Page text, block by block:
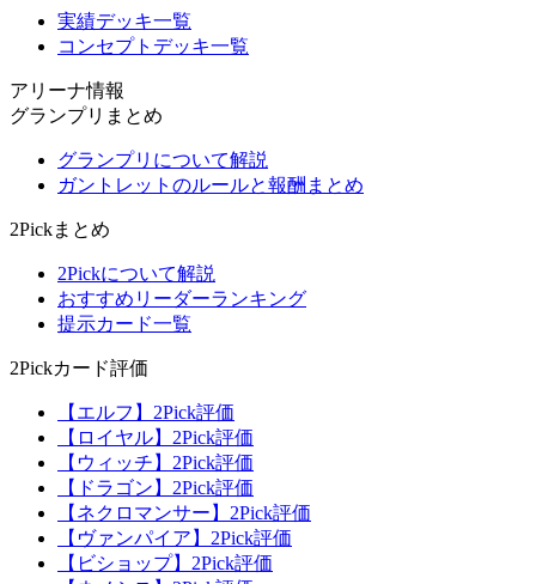
実績デッキ一覧
コンセプトデッキ一覧
アリーナ情報
グランプリまとめ
グランプリについて解説
ガントレットのルールと報酬まとめ
2Pickまとめ
2Pickについて解説
おすすめリーダーランキング
提示カード一覧
2Pickカード評価
【エルフ】2Pick評価
【ロイヤル】2Pick評価
【ウィッチ】2Pick評価
【ドラゴン】2Pick評価
【ネクロマンサー】2Pick評価
【ヴァンパイア】2Pick評価
【ビショップ】2Pick評価